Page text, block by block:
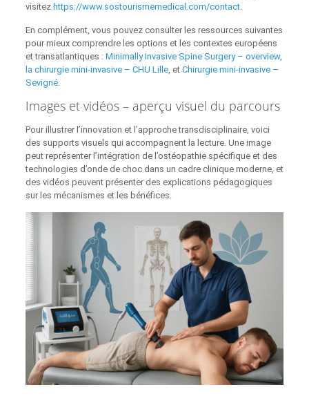
visitez https://www.sostourismemedical.com/contact.
En complément, vous pouvez consulter les ressources suivantes
pour mieux comprendre les options et les contextes européens
et transatlantiques : Minimally Invasive Spine Surgery – overview,
la chirurgie mini-invasive – CHU Lille, et Chirurgie mini-invasive –
Sevigné.
Images et vidéos – aperçu visuel du parcours
Pour illustrer l’innovation et l’approche transdisciplinaire, voici
des supports visuels qui accompagnent la lecture. Une image
peut représenter l’intégration de l’ostéopathie spécifique et des
technologies d’onde de choc dans un cadre clinique moderne, et
des vidéos peuvent présenter des explications pédagogiques
sur les mécanismes et les bénéfices.